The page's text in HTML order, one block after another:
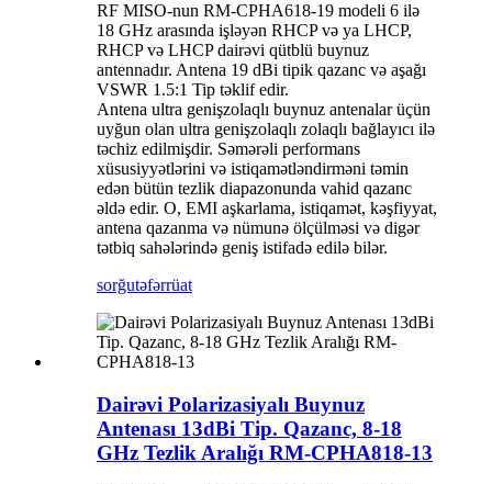
RF MISO-nun RM-CPHA618-19 modeli 6 ilə
18 GHz arasında işləyən RHCP və ya LHCP,
RHCP və LHCP dairəvi qütblü buynuz
antennadır. Antena 19 dBi tipik qazanc və aşağı
VSWR 1.5:1 Tip təklif edir.
Antena ultra genişzolaqlı buynuz antenalar üçün
uyğun olan ultra genişzolaqlı zolaqlı bağlayıcı ilə
təchiz edilmişdir. Səmərəli performans
xüsusiyyətlərini və istiqamətləndirməni təmin
edən bütün tezlik diapazonunda vahid qazanc
əldə edir. O, EMI aşkarlama, istiqamət, kəşfiyyat,
antena qazanma və nümunə ölçülməsi və digər
tətbiq sahələrində geniş istifadə edilə bilər.
sorğutəfərrüat
Dairəvi Polarizasiyalı Buynuz
Antenası 13dBi Tip. Qazanc, 8-18
GHz Tezlik Aralığı RM-CPHA818-13